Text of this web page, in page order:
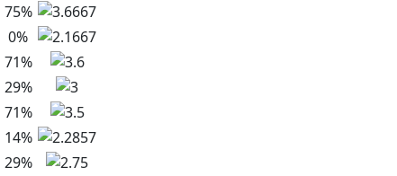
75%
0%
71%
29%
71%
14%
29%